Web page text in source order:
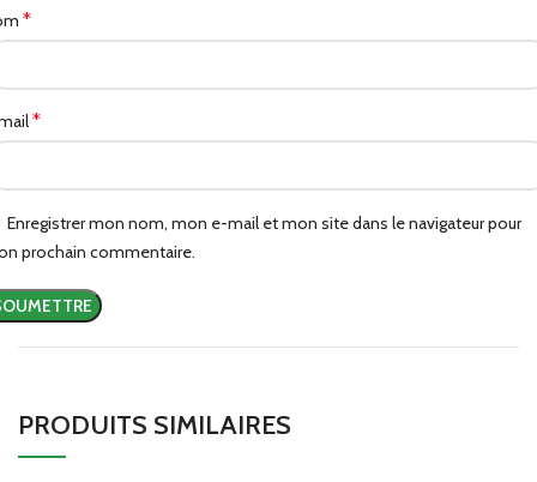
*
*
Enregistrer mon nom, mon e-mail et mon site dans le navigateur pour
prochain commentaire.
PRODUITS SIMILAIRES